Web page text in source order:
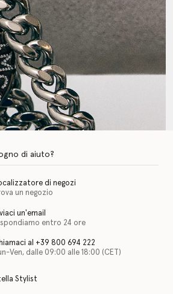
di aiuto?
di negozi
un negozio
un'email
entro 24 ore
al +39 800 694 222
Ven, dalle 09:00 alle 18:00 (CET)
Stylist